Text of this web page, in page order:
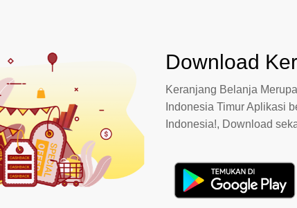
Download
Keranjang Belanja
Indonesia Timur Aplikasi
Indonesia!, Download